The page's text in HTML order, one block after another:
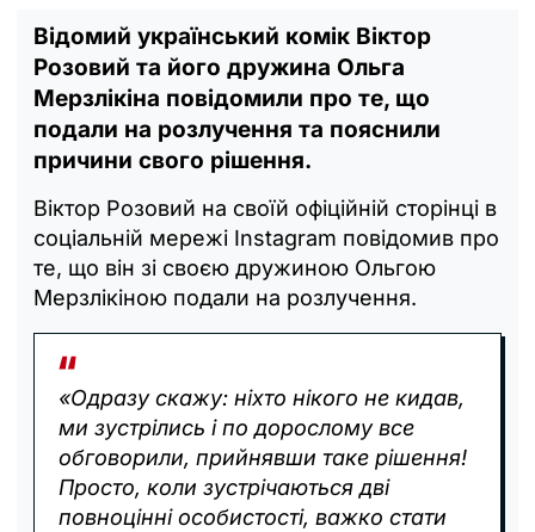
Відомий український комік Віктор
Розовий та його дружина Ольга
Мерзлікіна повідомили про те, що
подали на розлучення та пояснили
причини свого рішення.
Віктор Розовий на своїй офіційній сторінці в
соціальній мережі Instagram повідомив про
те, що він зі своєю дружиною Ольгою
Мерзлікіною подали на розлучення.
«Одразу скажу: ніхто нікого не кидав,
ми зустрілись і по дорослому все
обговорили, прийнявши таке рішення!
Просто, коли зустрічаються дві
повноцінні особистості, важко стати